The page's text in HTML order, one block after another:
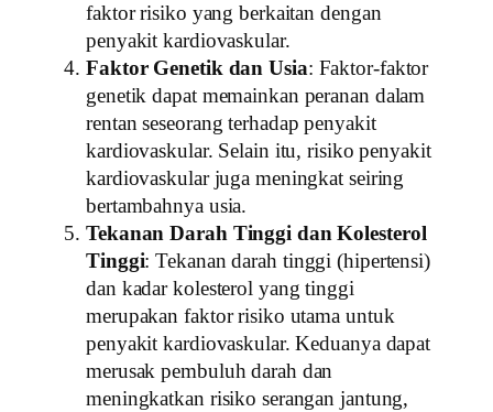
faktor risiko yang berkaitan dengan
penyakit kardiovaskular.
Faktor Genetik dan Usia: Faktor-faktor
genetik dapat memainkan peranan dalam
rentan seseorang terhadap penyakit
kardiovaskular. Selain itu, risiko penyakit
kardiovaskular juga meningkat seiring
bertambahnya usia.
Tekanan Darah Tinggi dan Kolesterol
Tinggi: Tekanan darah tinggi (hipertensi)
dan kadar kolesterol yang tinggi
merupakan faktor risiko utama untuk
penyakit kardiovaskular. Keduanya dapat
merusak pembuluh darah dan
meningkatkan risiko serangan jantung,